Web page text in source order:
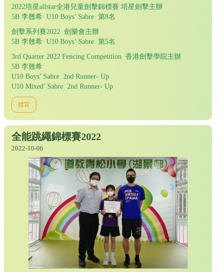
2022培星allstar全港兒童劍擊錦標賽 培星劍擊主辦
5B 李翹希 U10 Boys’ Sabre 第8名
劍擊系列賽2022 劍樂會主辦
5B 李翹希 U10 Boys’ Sabre 第5名
3rd Quarter 2022 Fencing Competition 香港劍擊學院主辦
5B 李翹希
U10 Boys’ Sabre 2nd Runner- Up
U10 Mixed’ Sabre 2nd Runner- Up
體育
全能跳繩錦標賽2022
2022-10-06